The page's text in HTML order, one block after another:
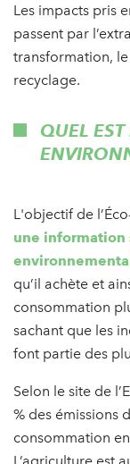
Les impacts pris
passent par
transformation,
recyclage.
QUEL
L'objectif de
une information
qu’il achète et
consommation
sachant que les
font partie des
Selon le site de
% des émissions
consommation
L’agriculture est